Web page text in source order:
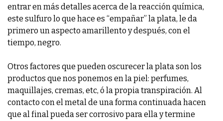
entrar en más detalles acerca de la reacción química,
este sulfuro lo que hace es “empañar” la plata, le da
primero un aspecto amarillento y después, con el
tiempo, negro.
Otros factores que pueden oscurecer la plata son los
productos que nos ponemos en la piel: perfumes,
maquillajes, cremas, etc, ó la propia transpiración. Al
contacto con el metal de una forma continuada hacen
que al final pueda ser corrosivo para ella y termine